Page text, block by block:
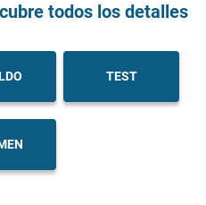
todos los detalles
TEST